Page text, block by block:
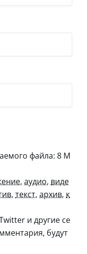
файла: 8 М
, аудио, виде
, текст, архив, к
и другие се
будут